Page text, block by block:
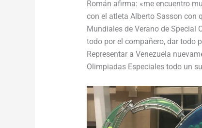
Román afirma: «me encuentro
con el atleta Alberto Sasson con
Mundiales de Verano de Special
todo por el compañero, dar todo
Representar a Venezuela
Olimpiadas Especiales todo un